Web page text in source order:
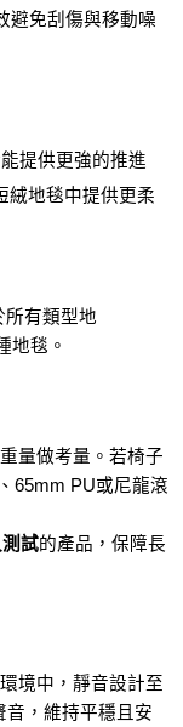
避免刮傷與移動噪
提供更強的推進
絨地毯中提供更柔
所有類型地
地毯。
量做考量。若椅子
65mm PU或尼龍滾
試的產品，保障長
境中，靜音設計至
音，維持平穩且安